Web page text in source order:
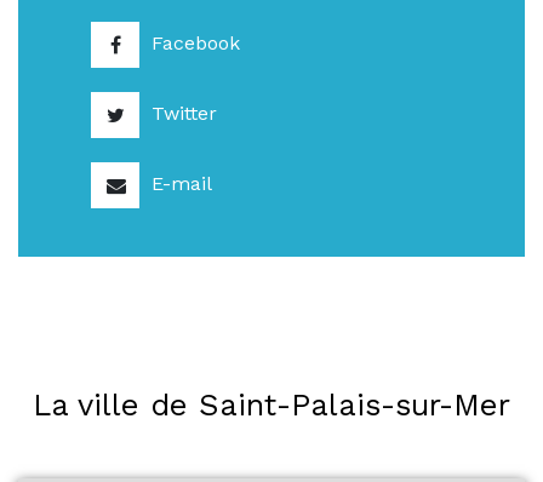
Facebook
Twitter
E-mail
La ville de Saint-Palais-sur-Mer